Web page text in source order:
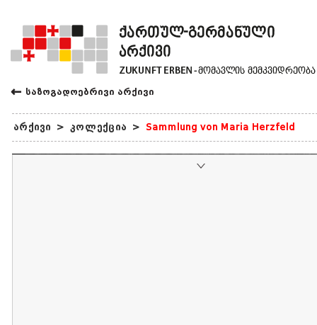
← საზოგადოებრივი არქივი
არქივი > კოლექცია > Sammlung von Maria Herzfeld